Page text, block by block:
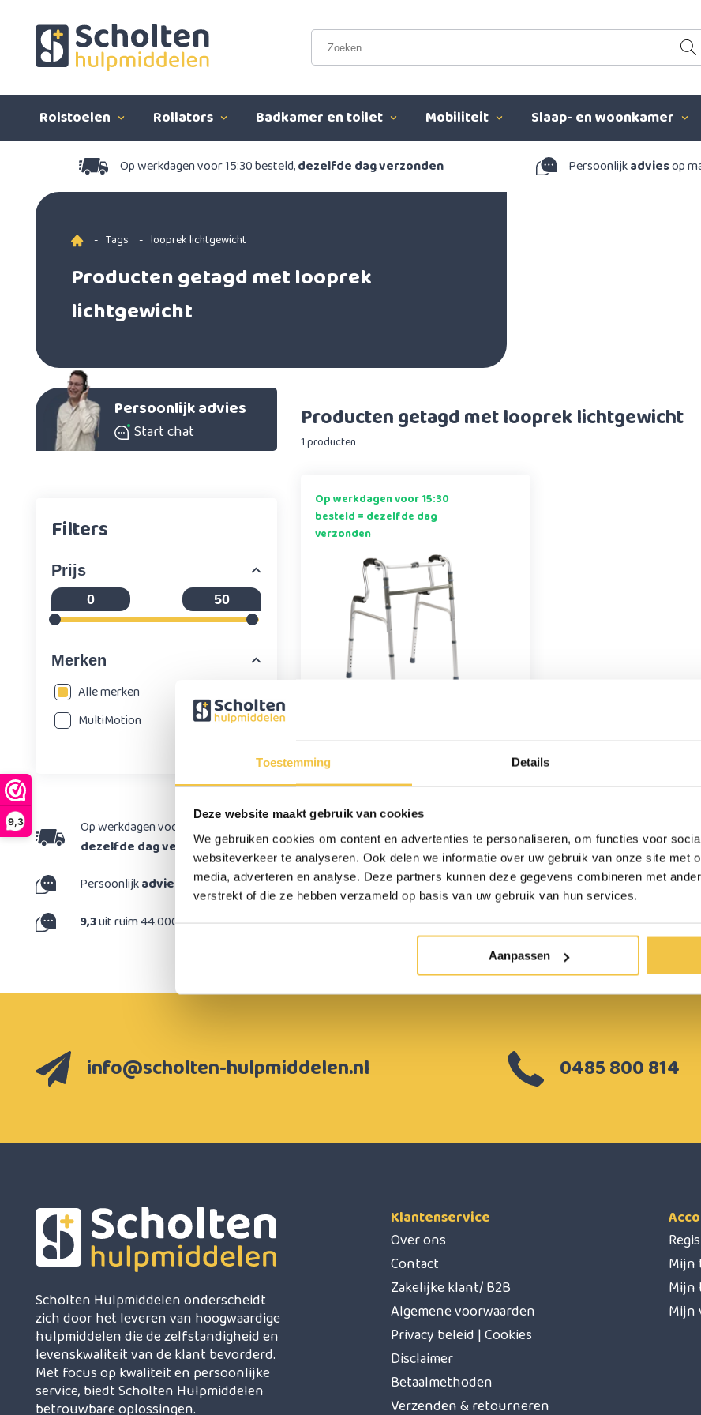
Toestemming Details
Deze website maakt gebruik van cookies
We gebruiken cookies om content en advertenties te personaliseren, om functies voor
websiteverkeer te analyseren. Ook delen we informatie over uw gebruik van onze site met
media, adverteren en analyse. Deze partners kunnen deze gegevens combineren met
verstrekt of die ze hebben verzameld op basis van uw gebruik van hun services.
Aanpassen
9,3
Rolstoelen Rollators Badkamer en toilet Mobiliteit Slaap- en woonkamer
Op werkdagen voor 15:30 besteld,dezelfde dag verzonden Persoonlijkadviesop
- Tags - looprek lichtgewicht
Producten getagd met looprek
lichtgewicht
Persoonlijk advies
Start chat
Filters
Prijs
Merken
Alle merken
MultiMotion
Op werkdagen voor 15:30 besteld,
dezelfde dag verzonden
Persoonlijkadvies
op maat
9,3uit ruim 44.000 reviews
Producten getagd met looprek lichtgewicht
1 producten
Op werkdagen voor 15:30
besteld = dezelfde dag
verzonden
inklapbaar. Met sta-op
functie en loopfunctie
49,95
Hulp nodig bij het
maken van een keuze?
info@scholten-hulpmiddelen.nl 0485 800 814
Scholten Hulpmiddelen onderscheidt
zich door het leveren van hoogwaardige
hulpmiddelen die de zelfstandigheid en
levenskwaliteit van de klant bevorderd.
Met focus op kwaliteit en persoonlijke
service, biedt Scholten Hulpmiddelen
betrouwbare oplossingen.
Klantenservice
Over ons
Contact
Zakelijke klant/ B2B
Algemene voorwaarden
Privacy beleid | Cookies
Disclaimer
Betaalmethoden
Verzenden & retourneren
Mijn
Mijn
Mijn